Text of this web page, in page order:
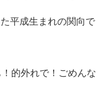
平成生まれの関向で
的外れで！ごめんな